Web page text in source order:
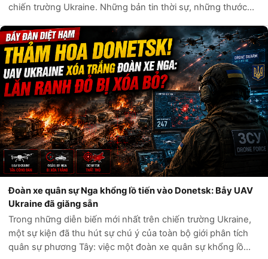
chiến trường Ukraine. Những bản tin thời sự, những thước
ngợi sức mạnh quân...
Đoàn xe quân sự Nga khổng lồ tiến vào Donetsk: Bẫy UAV
Ukraine đã giăng sẵn
Trong những diễn biến mới nhất trên chiến trường Ukraine,
một sự kiện đã thu hút sự chú ý của toàn bộ giới phân tích
quân sự phương Tây: việc một đoàn xe quân sự khổng lồ